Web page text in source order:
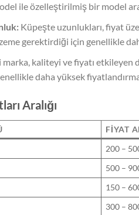
ile özelleştirilmiş bir model
Küpeşte uzunlukları, fiyat
gerektirdiği için genellikle
kaliteyi ve fiyatı etkileyen
daha yüksek
Aralığı
FIYAT
200 –
500 –
150 –
300 –